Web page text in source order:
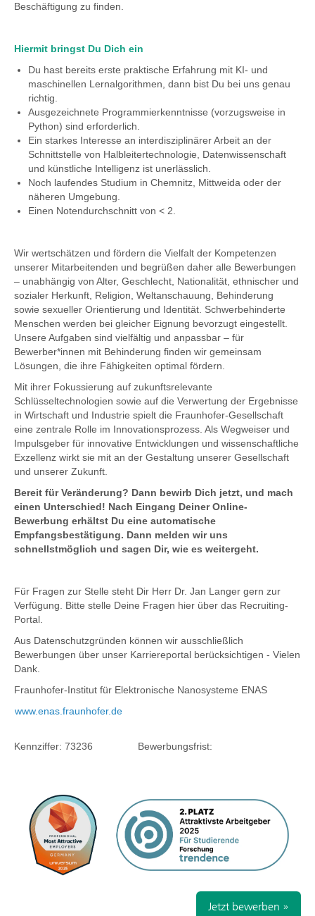
Beschäftigung zu finden.
Hiermit bringst Du Dich ein
Du hast bereits erste praktische Erfahrung mit KI- und
maschinellen Lernalgorithmen, dann bist Du bei uns genau
richtig.
Ausgezeichnete Programmierkenntnisse (vorzugsweise in
Python) sind erforderlich.
Ein starkes Interesse an interdisziplinärer Arbeit an der
Schnittstelle von Halbleitertechnologie, Datenwissenschaft
und künstliche Intelligenz ist unerlässlich.
Noch laufendes Studium in Chemnitz, Mittweida oder der
näheren Umgebung.
Einen Notendurchschnitt von < 2.
Wir wertschätzen und fördern die Vielfalt der Kompetenzen
unserer Mitarbeitenden und begrüßen daher alle Bewerbungen
– unabhängig von Alter, Geschlecht, Nationalität, ethnischer und
sozialer Herkunft, Religion, Weltanschauung, Behinderung
sowie sexueller Orientierung und Identität. Schwerbehinderte
Menschen werden bei gleicher Eignung bevorzugt eingestellt.
Unsere Aufgaben sind vielfältig und anpassbar – für
Bewerber*innen mit Behinderung finden wir gemeinsam
Lösungen, die ihre Fähigkeiten optimal fördern.
Mit ihrer Fokussierung auf zukunftsrelevante
Schlüsseltechnologien sowie auf die Verwertung der Ergebnisse
in Wirtschaft und Industrie spielt die Fraunhofer-Gesellschaft
eine zentrale Rolle im Innovationsprozess. Als Wegweiser und
Impulsgeber für innovative Entwicklungen und wissenschaftliche
Exzellenz wirkt sie mit an der Gestaltung unserer Gesellschaft
und unserer Zukunft.
Bereit für Veränderung? Dann bewirb Dich jetzt, und mach
einen Unterschied! Nach Eingang Deiner Online-
Bewerbung erhältst Du eine automatische
Empfangsbestätigung. Dann melden wir uns
schnellstmöglich und sagen Dir, wie es weitergeht.
Für Fragen zur Stelle steht Dir Herr Dr. Jan Langer gern zur
Verfügung. Bitte stelle Deine Fragen hier über das Recruiting-
Portal.
Aus Datenschutzgründen können wir ausschließlich
Bewerbungen über unser Karriereportal berücksichtigen - Vielen
Dank.
Fraunhofer-Institut für Elektronische Nanosysteme ENAS
www.enas.fraunhofer.de
Kennziffer: 73236 Bewerbungsfrist:
Jetzt bewerben »